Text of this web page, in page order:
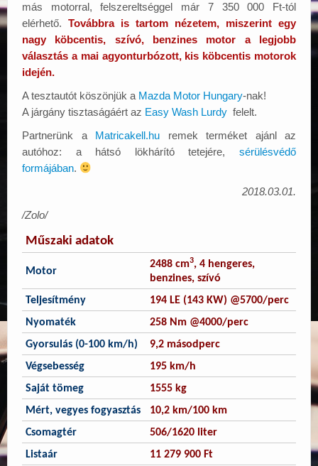
más motorral, felszereltséggel már 7 350 000 Ft-tól
elérhető. Továbbra is tartom nézetem, miszerint egy
nagy köbcentis, szívó, benzines motor a legjobb
választás a mai agyonturbózott, kis köbcentis motorok
idején.
A tesztautót köszönjük a Mazda Motor Hungary-nak!
A járgány tisztaságáért az Easy Wash Lurdy felelt.
Partnerünk a Matricakell.hu remek terméket ajánl az
autóhoz: a hátsó lökhárító tetejére, sérülésvédő
formájában.
2018.03.01.
/Zolo/
Műszaki adatok
Motor
2488 cm3, 4 hengeres,
benzines, szívó
Teljesítmény
194 LE (143 KW) @5700/perc
Nyomaték
258 Nm @4000/perc
Gyorsulás (0-100 km/h)
9,2 másodperc
Végsebesség
195 km/h
Saját tömeg
1555 kg
Mért, vegyes fogyasztás
10,2 km/100 km
Csomagtér
506/1620 liter
Listaár
11 279 900 Ft